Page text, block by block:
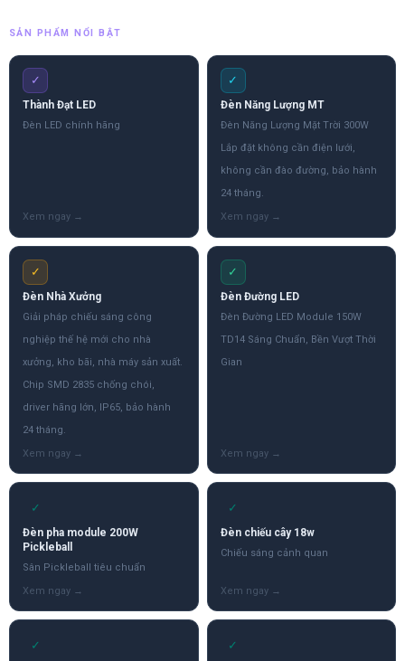
SẢN PHẨM NỔI BẬT
✓
Thành Đạt LED
Đèn LED chính hãng
✓
Đèn Năng Lượng MT
Đèn Năng Lượng Mặt Trời 300W
Lắp đặt không cần điện lưới,
không cần đào đường, bảo hành
24 tháng.
✓
Đèn Nhà Xưởng
Giải pháp chiếu sáng công
nghiệp thế hệ mới cho nhà
xưởng, kho bãi, nhà máy sản xuất.
Chip SMD 2835 chống chói,
driver hãng lớn, IP65, bảo hành
24 tháng.
✓
Đèn Đường LED
Đèn Đường LED Module 150W
TD14 Sáng Chuẩn, Bền Vượt Thời
Gian
✓
Đèn pha module 200W
Pickleball
Sân Pickleball tiêu chuẩn
✓
Đèn chiếu cây 18w
Chiếu sáng cảnh quan
✓ ✓